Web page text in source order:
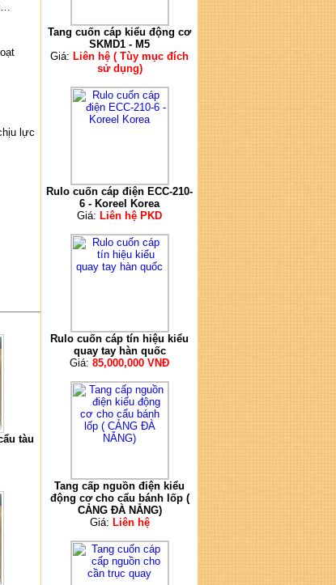
lực
tàu
Tang cuốn cáp kiểu động cơ
SKMD1 - M5
Giá: Liên hệ ( Tùy mục đích
sử dụng)
Rulo cuốn cáp điện ECC-210-
6 - Koreel Korea
Giá: Liên hệ PKD
Rulo cuốn cáp tín hiệu kiểu
quay tay hàn quốc
Giá: 85,000,000 VNĐ
Tang cấp nguồn điện kiểu
động cơ cho cẩu bánh lốp (
CẢNG ĐÀ NẴNG)
Giá: Liên hệ